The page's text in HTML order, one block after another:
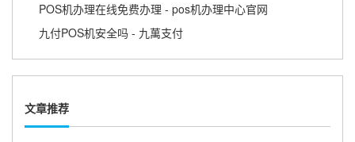
POS机办理在线免费办理 - pos机办理中心官网
九付POS机安全吗 - 九萬支付
文章推荐